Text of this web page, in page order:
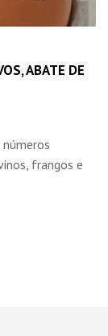
ABATE DE
frangos e